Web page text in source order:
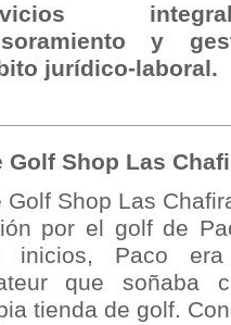
y
jurídico-laboral.
Golf Shop Las
Golf Shop Las
por el golf de
inicios, Paco
que soñaba
tienda de golf.